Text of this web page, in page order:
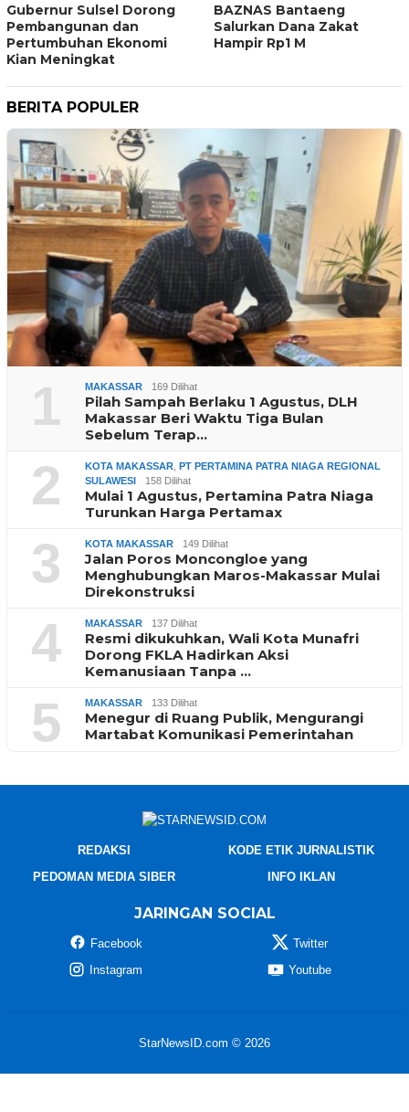
Gubernur Sulsel Dorong
Pembangunan dan
Pertumbuhan Ekonomi
Kian Meningkat
BAZNAS Bantaeng
Salurkan Dana Zakat
Hampir Rp1 M
BERITA POPULER
1 MAKASSAR 169 Dilihat
Pilah Sampah Berlaku 1 Agustus, DLH
Makassar Beri Waktu Tiga Bulan
Sebelum Terap…
2 KOTA MAKASSAR
PT PERTAMINA PATRA NIAGA REGIONAL
SULAWESI
158 Dilihat
Mulai 1 Agustus, Pertamina Patra Niaga
Turunkan Harga Pertamax
3 KOTA MAKASSAR 149 Dilihat
Jalan Poros Moncongloe yang
Menghubungkan Maros-Makassar Mulai
Direkonstruksi
4 MAKASSAR 137 Dilihat
Resmi dikukuhkan, Wali Kota Munafri
Dorong FKLA Hadirkan Aksi
Kemanusiaan Tanpa …
5 MAKASSAR 133 Dilihat
Menegur di Ruang Publik, Mengurangi
Martabat Komunikasi Pemerintahan
REDAKSI
KODE ETIK JURNALISTIK
PEDOMAN MEDIA SIBER
INFO IKLAN
JARINGAN SOCIAL
Facebook
Twitter
Instagram
Youtube
StarNewsID.com © 2026